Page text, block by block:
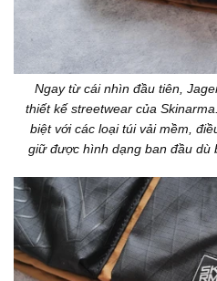
Ngay từ cái nhìn đầu tiên,
thiết kế streetwear của
biệt với các loại túi vải mềm,
giữ được hình dạng ban đầu dù